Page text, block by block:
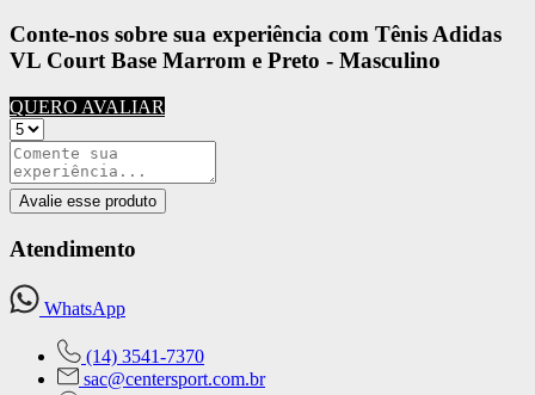
Conte-nos sobre sua experiência com Tênis Adidas
VL Court Base Marrom e Preto - Masculino
QUERO AVALIAR
Avalie esse produto
Atendimento
WhatsApp
(14) 3541-7370
sac@centersport.com.br